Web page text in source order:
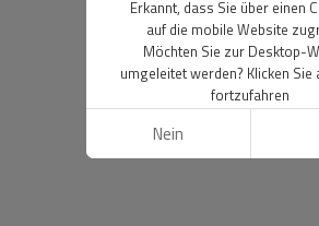
Erkannt, dass Sie über einen
auf die mobile Website
Möchten Sie zur Desktop-
umgeleitet werden? Klicken Sie
fortzufahren
Nein